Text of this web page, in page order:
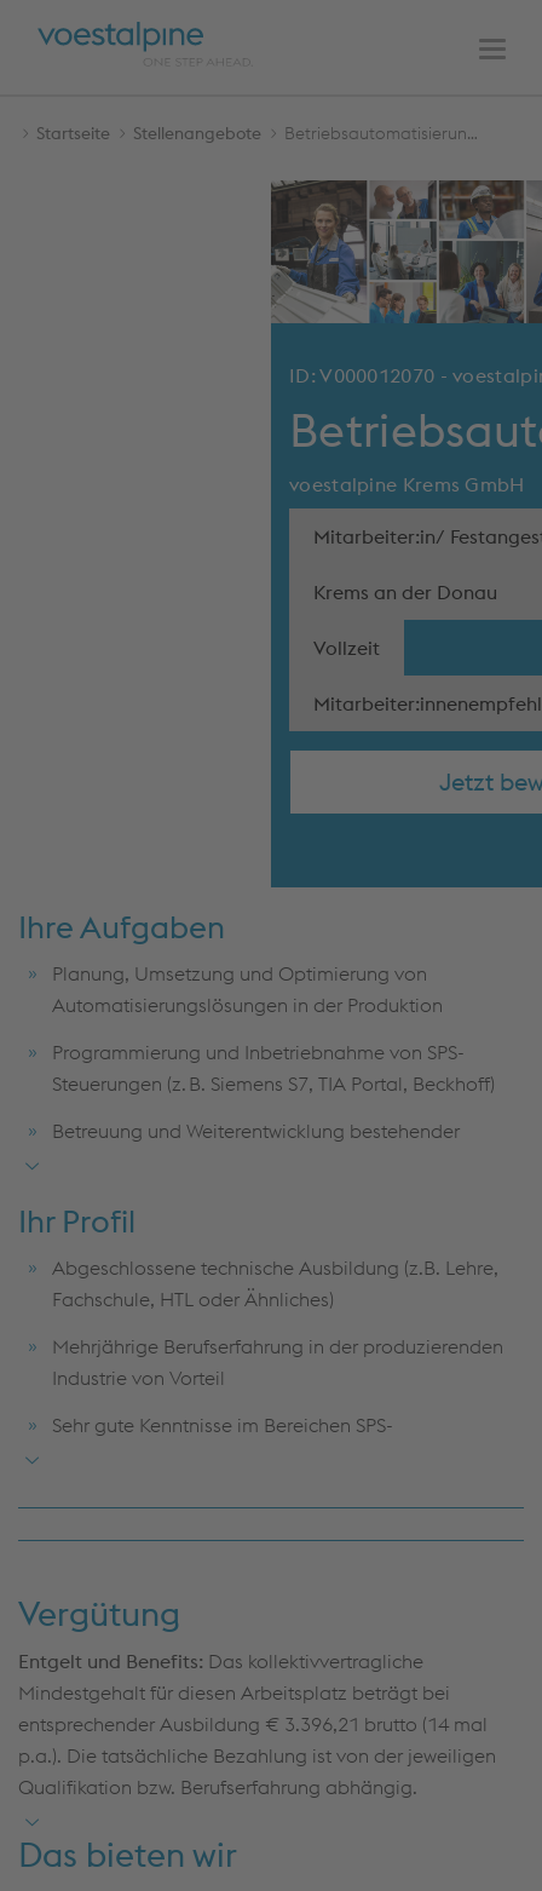
Zum
ZurHAUPTNAVIGATION
Startseite Stellenangebote Betriebsautomatisierungstechniker:in
ID: V000012070 -
voestalpine Krems GmbH
Mitarbeiter:in/
Krems an der Donau
Vollzeit
Jetzt
Ihre Aufgaben
Planung, Umsetzung und Optimierung von
Automatisierungslösungen in der Produktion
Programmierung und Inbetriebnahme von SPS-
Steuerungen (z. B. Siemens S7, TIA Portal, Beckhoff)
Betreuung und Weiterentwicklung bestehender
Fehleranalyse und Störungsbehebung an
automatisierten Anlagen
Erstellung von Dokumentationen wie z.B.
Planung (E-Plan)
Ihr Profil
Abgeschlossene technische Ausbildung (z.B. Lehre,
Fachschule, HTL oder Ähnliches)
Mehrjährige Berufserfahrung in der produzierenden
Industrie von Vorteil
Sehr gute Kenntnisse im Bereichen SPS-
Grundkenntnisse in den Bereichen Antriebstechnik,
Bereitschaft zur Tätigkeit im 2-Schichtbetrieb von
Teamfähigkeit, Flexibilität, selbstständige
Arbeitsweise sowie analytisches Denken
Vergütung
Entgelt und Benefits: Das kollektivvertragliche
Mindestgehalt für diesen Arbeitsplatz beträgt bei
entsprechender Ausbildung € 3.396,21 brutto (14 mal
p.a.). Die tatsächliche Bezahlung ist von der jeweiligen
Qualifikation bzw. Berufserfahrung abhängig.
Das bieten wir